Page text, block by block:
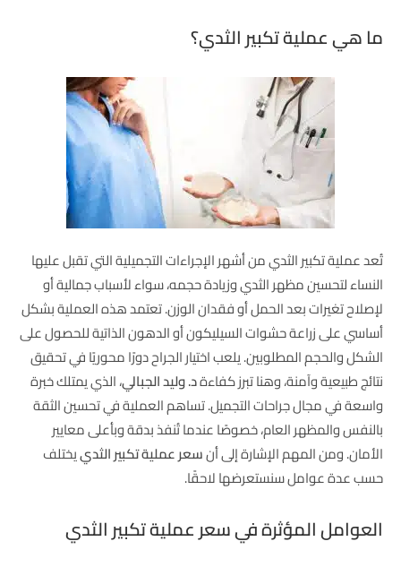
ما هي عملية تكبير الثدي؟
تُعد عملية تكبير الثدي من أشهر الإجراءات التجميلية التي تقبل عليها
النساء لتحسين مظهر الثدي وزيادة حجمه، سواء لأسباب جمالية أو
لإصلاح تغيرات بعد الحمل أو فقدان الوزن. تعتمد هذه العملية بشكل
أساسي على زراعة حشوات السيليكون أو الدهون الذاتية للحصول على
الشكل والحجم المطلوبين. يلعب اختيار الجراح دورًا محوريًا في تحقيق
نتائج طبيعية وآمنة، وهنا تبرز كفاءةد. وليد الجبالي، الذي يمتلك خبرة
واسعة في مجال جراحات التجميل. تساهم العملية في تحسين الثقة
بالنفس والمظهر العام، خصوصًا عندما تُنفذ بدقة وبأعلى معايير
الأمان. ومن المهم الإشارة إلى أنسعر عملية تكبير الثدييختلف
حسب عدة عوامل سنستعرضها لاحقًا.
العوامل المؤثرة في سعر عملية تكبير الثدي